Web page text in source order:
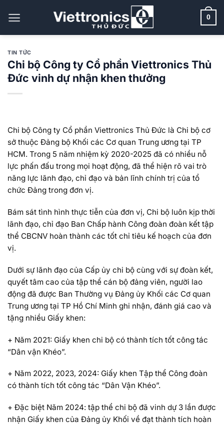
qua
0
TIN TỨC
Chi bộ Công ty Cổ phần Viettronics Thủ
Đức vinh dự nhận khen thưởng
Chi bộ Công ty Cổ phần Viettronics Thủ Đức là Chi bộ cơ
sở thuộc Đảng bộ Khối các Cơ quan Trung ương tại TP
HCM. Trong 5 năm nhiệm kỳ 2020-2025 đã có nhiều nỗ
lực phấn đấu trong mọi hoạt động, đã thể hiện rõ vai trò
năng lực lãnh đạo, chỉ đạo và bản lĩnh chính trị của tổ
chức Đảng trong đơn vị.
Bám sát tình hình thực tiễn của đơn vị, Chi bộ luôn kịp thời
lãnh đạo, chỉ đạo Ban Chấp hành Công đoàn đoàn kết tập
thể CBCNV hoàn thành các tốt chỉ tiêu kế hoạch của đơn
vị.
Dưới sự lãnh đạo của Cấp ủy chi bộ cùng với sự đoàn kết,
quyết tâm cao của tập thể cán bộ đảng viên, người lao
động đã được Ban Thường vụ Đảng ủy Khối các Cơ quan
Trung ương tại TP Hồ Chí Minh ghi nhận, đánh giá cao và
tặng nhiều Giấy khen:
+ Năm 2021: Giấy khen chi bộ có thành tích tốt công tác
“Dân vận Khéo”.
+ Năm 2022, 2023, 2024: Giấy khen Tập thể Công đoàn
có thành tích tốt công tác “Dân Vận Khéo”.
+ Đặc biệt Năm 2024: tập thể chi bộ đã vinh dự 3 lần được
nhận Giấy khen của Đảng ủy Khối về đạt thành tích hoàn